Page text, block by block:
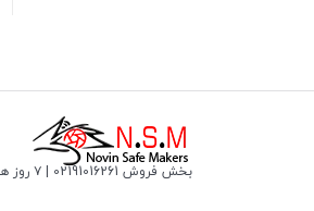
بخش فروش 02191016261 | ۷ روز هفته، ۲۴ ساعته پاسخگوی شما هستیم